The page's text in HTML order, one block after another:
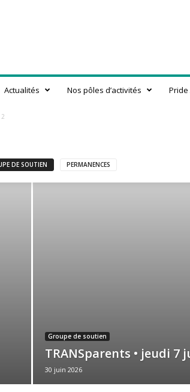
Actualités Nos pôles d’activités Pride
2
DE SOUTIEN PERMANENCES
Groupe de soutien
TRANSparents • jeudi 7
30 juin 2026